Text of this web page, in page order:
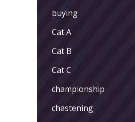
buying
Cat A
Cat B
Cat C
championship
chastening